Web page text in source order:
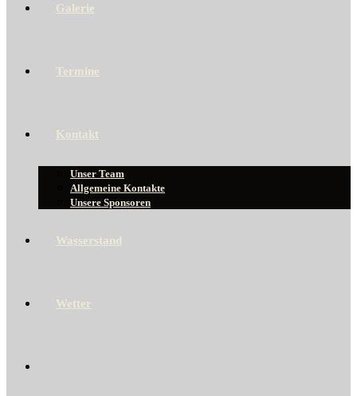
Galerie
Termine
Kontakt
Unser Team
Allgemeine Kontakte
Unsere Sponsoren
Wasserstand
Wetter